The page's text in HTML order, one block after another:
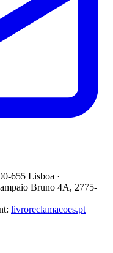
655 Lisboa ·
Bruno 4A, 2775-
livroreclamacoes.pt